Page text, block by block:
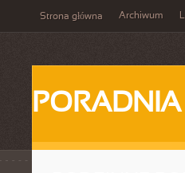
Strona główna Archiwum
PORADNIA